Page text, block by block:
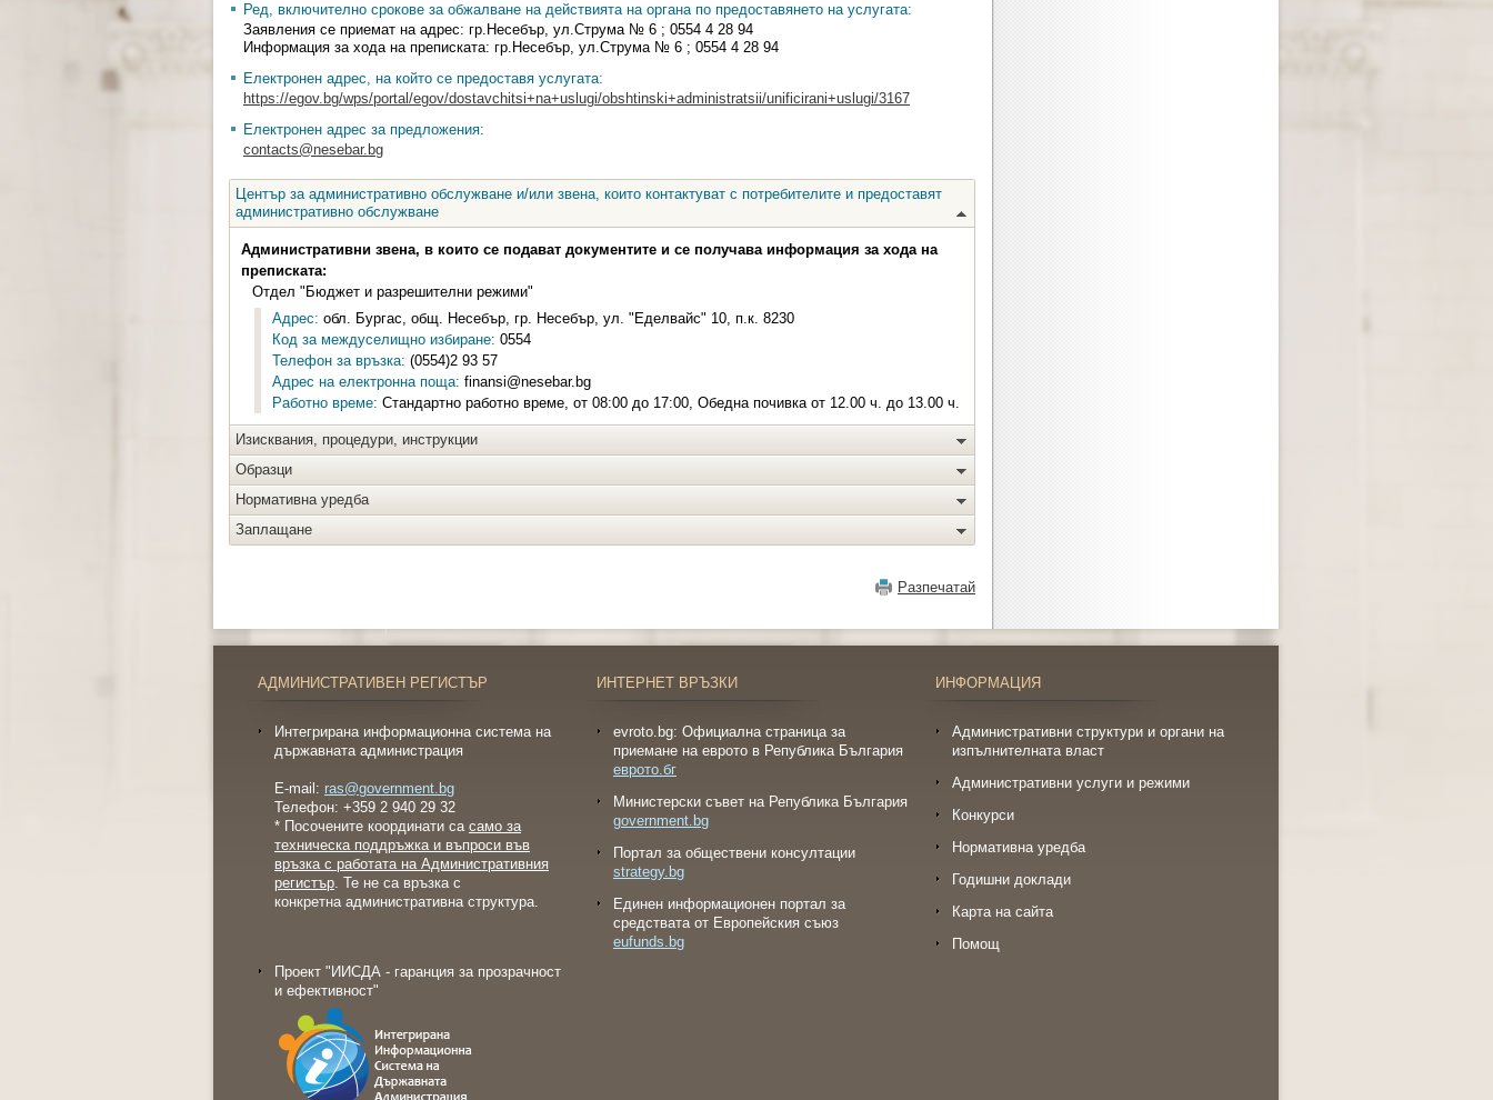
Ред, включително срокове за обжалване на действията на органа по предоставянето на услугата:
Заявления се приемат на адрес: гр.Несебър, ул.Струма № 6 ; 0554 4 28 94
Информация за хода на преписката: гр.Несебър, ул.Струма № 6 ; 0554 4 28 94
Електронен адрес, на който се предоставя услугата:
https://egov.bg/wps/portal/egov/dostavchitsi+na+uslugi/obshtinski+administratsii/unificirani+uslugi/3167
Електронен адрес за предложения:
contacts@nesebar.bg
Център за административно обслужване и/или звена, които контактуват с потребителите и предоставят
административно обслужване
Административни звена, в които се подават документите и се получава информация за хода на
преписката:
Отдел "Бюджет и разрешителни режими"
Адрес: обл. Бургас, общ. Несебър, гр. Несебър, ул. "Еделвайс" 10, п.к. 8230
Код за междуселищно избиране: 0554
Телефон за връзка: (0554)2 93 57
Адрес на електронна поща: finansi@nesebar.bg
Работно време: Стандартно работно време, от 08:00 до 17:00, Обедна почивка от 12.00 ч. до 13.00 ч.
Изисквания, процедури, инструкции
Образци
Нормативна уредба
Заплащане
Разпечатай
АДМИНИСТРАТИВЕН РЕГИСТЪР
Интегрирана информационна система на
държавната администрация
E-mail: ras@government.bg
Телефон: +359 2 940 29 32
* Посочените координати са само за
техническа поддръжка и въпроси във
връзка с работата на Административния
регистър. Те не са връзка с
конкретна административна структура.
Проект "ИИСДА - гаранция за прозрачност
и ефективност"
ИНТЕРНЕТ ВРЪЗКИ
evroto.bg: Официална страница за
приемане на еврото в Република България
еврото.бг
Министерски съвет на Република България
government.bg
Портал за обществени консултации
strategy.bg
Eдинен информационен портал за
средствата от Европейския съюз
eufunds.bg
ИНФОРМАЦИЯ
Административни структури и органи на
изпълнителната власт
Административни услуги и режими
Конкурси
Нормативна уредба
Годишни доклади
Карта на сайта
Помощ